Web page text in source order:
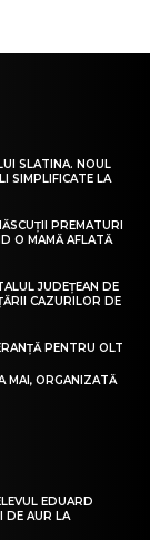
SLATINA. NOUL
SIMPLIFICATE LA
PREMATURI
O MAMĂ AFLATĂ
JUDEȚEAN DE
CAZURILOR DE
PENTRU OLT
MAI, ORGANIZATĂ
EDUARD
DE AUR LA